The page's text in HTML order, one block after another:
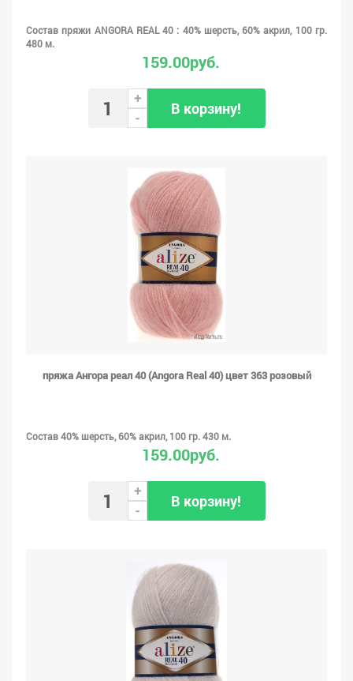
Состав пряжи ANGORA REAL 40 : 40% шерсть, 60% акрил, 100 гр.
480 м.
159.00руб.
+
-
В корзину!
пряжа Ангора реал 40 (Angora Real 40) цвет 363 розовый
Состав 40% шерсть, 60% акрил, 100 гр. 430 м.
159.00руб.
+
-
В корзину!